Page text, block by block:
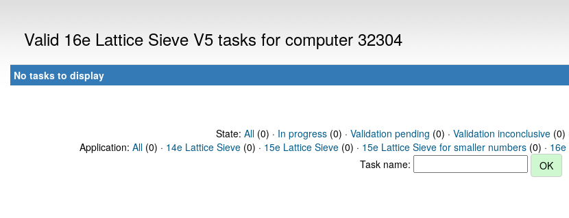
Valid 16e Lattice Sieve V5 tasks for computer 32304
No tasks to display
State: All(0) · In progress(0) · Validation pending (0) · Validation inconclusive(0)
Application: All (0) · 14e Lattice Sieve (0) · 15e Lattice Sieve (0) · 15e Lattice Sieve for smaller numbers (0) ·
Task name: